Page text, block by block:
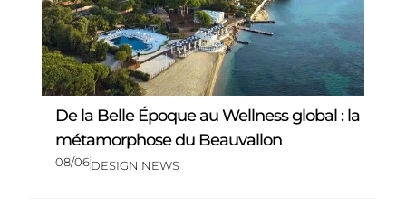
De la Belle Époque au Wellness global : la
métamorphose du Beauvallon
08/06DESIGN NEWS